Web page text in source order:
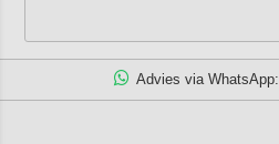
Advies via WhatsApp: